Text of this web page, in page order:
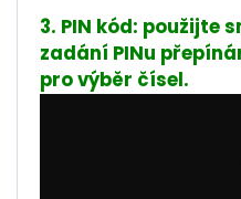
3. PIN kód: použijte
zadání PINu
pro výběr čísel.